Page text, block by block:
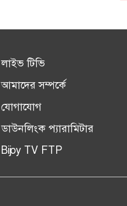
লাইভ টিভি
আমাদের সম্পর্কে
যোগাযোগ
ডাউনলিংক প্যারামিটার
Bijoy TV FTP